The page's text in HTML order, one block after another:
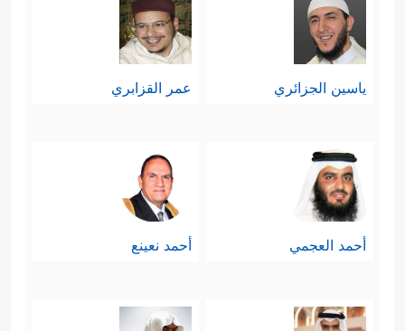
ياسين الجزائري عمر القزابري
أحمد العجمي أحمد نعينع